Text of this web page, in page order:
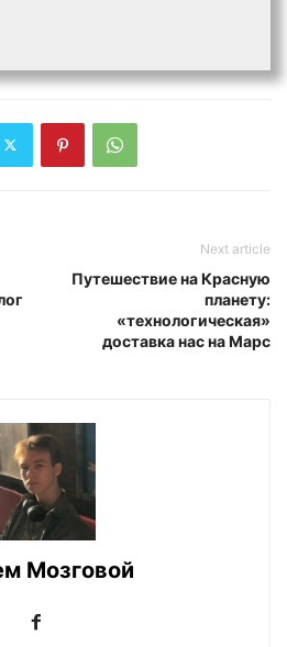
Next article
Путешествие на Красную
планету:
«технологическая»
доставка нас на Марс
Мозговой